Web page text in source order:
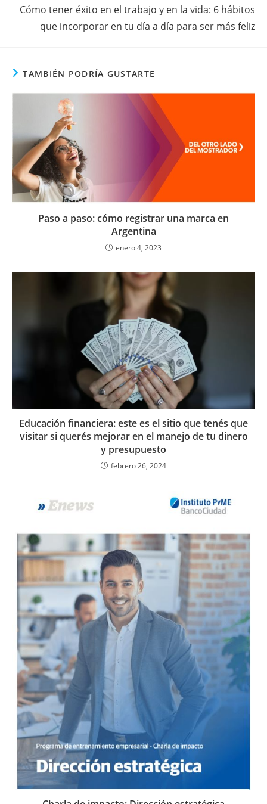
Cómo tener éxito en el trabajo y en la vida: 6 hábitos
que incorporar en tu día a día para ser más feliz
TAMBIÉN PODRÍA GUSTARTE
Paso a paso: cómo registrar una marca en
Argentina
enero 4, 2023
Educación financiera: este es el sitio que tenés que
visitar si querés mejorar en el manejo de tu dinero
y presupuesto
febrero 26, 2024